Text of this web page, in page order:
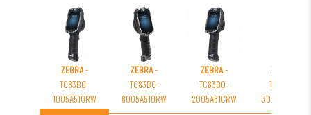
ZEBRA-
TC83B0-
1005A510RW
ZEBRA-
TC83B0-
6005A510RW
ZEBRA-
TC83B0-
2005A61CRW
ZEBRA
TC83B0-
3005A510RW